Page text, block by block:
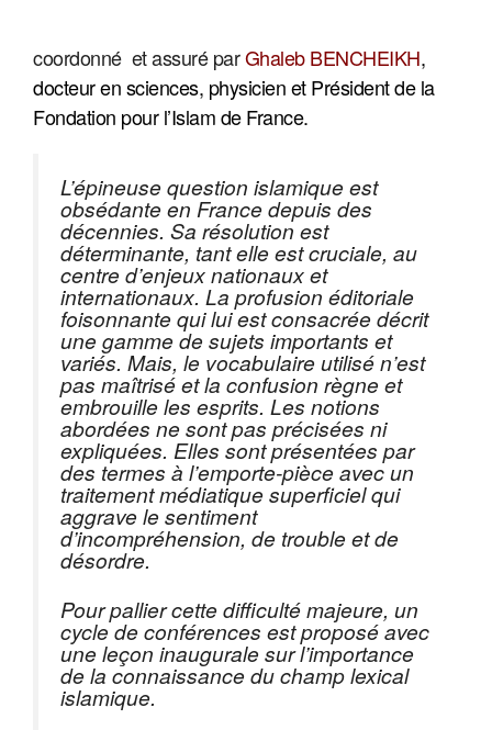
coordonné et assuré parGhaleb BENCHEIKH,
docteur en sciences, physicien et Président de la
Fondation pour l’Islam de France.
L’épineuse question islamique est
obsédante en France depuis des
décennies. Sa résolution est
déterminante, tant elle est cruciale, au
centre d’enjeux nationaux et
internationaux. La profusion éditoriale
foisonnante qui lui est consacrée décrit
une gamme de sujets importants et
variés. Mais, le vocabulaire utilisé n’est
pas maîtrisé et la confusion règne et
embrouille les esprits. Les notions
abordées ne sont pas précisées ni
expliquées. Elles sont présentées par
des termes à l’emporte-pièce avec un
traitement médiatique superficiel qui
aggrave le sentiment
d’incompréhension, de trouble et de
désordre.
Pour pallier cette difficulté majeure, un
cycle de conférences est proposé avec
une leçon inaugurale sur l’importance
de la connaissance du champ lexical
islamique.